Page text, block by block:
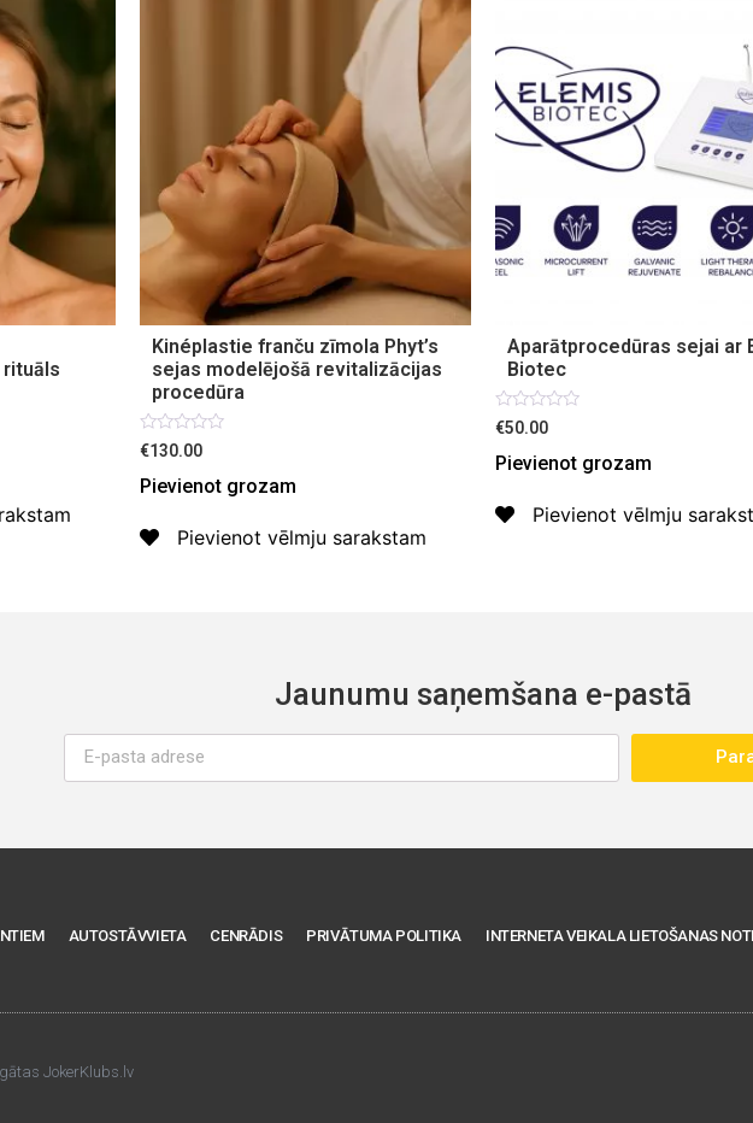
Kinéplastie franču zīmola Phyt’s
sejas modelējošā revitalizācijas
procedūra
Novērtēts
ar
0
no
€130.00
Pievienot grozam
Pievienot vēlmju sarakstam
Aparātprocedūras sejai ar
Biotec
Novērtēts
ar
0
no
€50.00
Pievienot grozam
Pievienot vēlmju
Jaunumu saņemšana e-pastā
AUTOSTĀVVIETA CENRĀDIS PRIVĀTUMA POLITIKA INTERNETA VEIKALA LIETOŠANAS
JokerKlubs.lv